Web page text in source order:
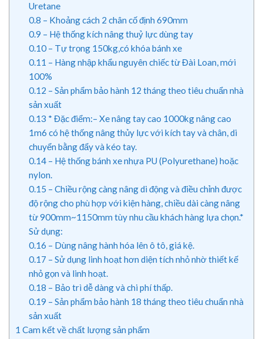
Uretane
0.8 – Khoảng cách 2 chân cố định 690mm
0.9 – Hệ thống kích nâng thuỷ lực dùng tay
0.10– Tự trọng 150kg,có khóa bánh xe
0.11 – Hàng nhập khẩu nguyên chiếc từ Đài Loan, mới
100%
0.12 – Sản phẩm bảo hành 12 tháng theo tiêu chuẩn nhà
sản xuất
0.13 * Đặc điểm:– Xe nâng tay cao 1000kg nâng cao
1m6 có hệ thống nâng thủy lực với kích tay và chân, di
chuyển bằng đẩy và kéo tay.
0.14– Hệ thống bánh xe nhựa PU (Polyurethane) hoặc
nylon.
0.15 – Chiều rộng càng nâng di động và điều chỉnh được
độ rộng cho phù hợp với kiện hàng, chiều dài càng nâng
từ 900mm~1150mm tùy nhu cầu khách hàng lựa chọn.*
Sử dụng:
0.16 – Dùng nâng hành hóa lên ô tô, giá kệ.
0.17 – Sử dụng linh hoạt hơn diện tích nhỏ nhờ thiết kế
nhỏ gọn và linh hoạt.
0.18 – Bảo trì dễ dàng và chi phí thấp.
0.19 – Sản phẩm bảo hành 18 tháng theo tiêu chuẩn nhà
sản xuất
1 Cam kết về chất lượng sản phẩm